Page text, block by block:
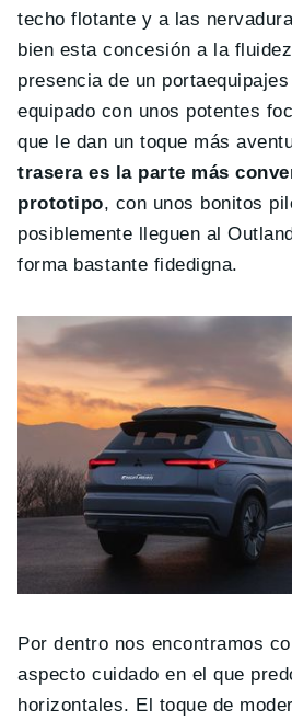
techo flotante y a las
bien esta concesión a la
presencia de un
equipado con unos potentes
que le dan un toque más
trasera es la parte más
prototipo, con unos bonitos
posiblemente lleguen al
forma bastante fidedigna.
Por dentro nos encontramos
aspecto cuidado en el que
horizontales. El toque de